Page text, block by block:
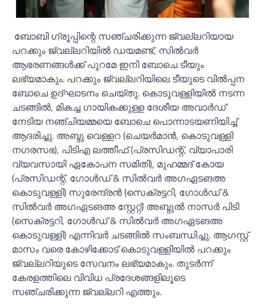
ബോബി ഗ്രൂപ്പിന്റെ സഞ്ചരിക്കുന്ന ജ്വല്ലറിയായ
പറക്കും ജ്വല്ലറിയില്‍ ഡയമണ്ട്, സില്‍വര്‍
ആഭരണങ്ങള്‍ക്ക് പുറമേ ഇനി ബോചെ ടീയും
ലഭ്യമാകും. പറക്കും ജ്വല്ലറിയിലെ ടീയുടെ വില്‍പ്പന
ബോചെ ഉദ്ഘാടനം ചെയ്തു. കൊടുവള്ളിയില്‍ നടന്ന
ചടങ്ങില്‍, മികച്ച ഗായികക്കുള്ള ദേശീയ അവാര്‍ഡ്
നേടിയ നഞ്ചിയമ്മയെ ബോചെ പൊന്നാടയണിയിച്ച്
ആദരിച്ചു. അബ്ദു വെള്ളറ (ചെയര്‍മാന്‍, കൊടുവള്ളി
നഗരസഭ), പിടിഎ ലത്തീഫ് (പ്രസിഡന്റ്, വ്യാപാരി
വ്യവസായി ഏകോപന സമിതി), മുഹമ്മദ് കോയ
(പ്രസിഡന്റ്, ഗോള്‍ഡ് & സില്‍വര്‍ അഗഏടങഅ
കൊടുവള്ളി) സുരേന്ദ്രന്‍ (സെക്രട്ടറി, ഗോള്‍ഡ് &
സില്‍വര്‍ അഗഏടങഅ സ്റ്റേറ്റ്) അബ്ദുല്‍ നാസര്‍ പിടി
(സെക്രട്ടറി, ഗോള്‍ഡ് & സില്‍വര്‍ അഗഏടങഅ
കൊടുവള്ളി) എന്നിവര്‍ ചടങ്ങില്‍ സംബന്ധിച്ചു. ആഗസ്റ്റ്
മാസം വരെ കോഴിക്കോട് കൊടുവള്ളിയില്‍ പറക്കും
ജ്വല്ലറിയുടെ സേവനം ലഭ്യമാകും. തുടര്‍ന്ന്
കേരളത്തിലെ വിവിധ പ്രദേശങ്ങളിലൂടെ
സഞ്ചരിക്കുന്ന ജ്വല്ലറി എത്തും.